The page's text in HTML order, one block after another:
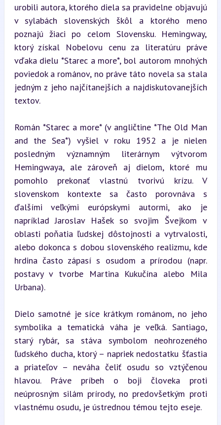
urobili autora, ktorého diela sa pravidelne objavujú
v sylabách slovenských škôl a ktorého meno
poznajú žiaci po celom Slovensku. Hemingway,
ktorý získal Nobelovu cenu za literatúru práve
vďaka dielu *Starec a more*, bol autorom mnohých
poviedok a románov, no práve táto novela sa stala
jedným z jeho najčítanejších a najdiskutovanejších
textov.
Román *Starec a more* (v angličtine *The Old Man
and the Sea*) vyšiel v roku 1952 a je nielen
posledným významným literárnym výtvorom
Hemingwaya, ale zároveň aj dielom, ktoré mu
pomohlo prekonať vlastnú tvorivú krízu. V
slovenskom kontexte sa často porovnáva s
ďalšími veľkými európskymi autormi, ako je
napríklad Jaroslav Hašek so svojim Švejkom v
oblasti poňatia ľudskej dôstojnosti a vytrvalosti,
alebo dokonca s dobou slovenského realizmu, kde
hrdina často zápasí s osudom a prírodou (napr.
postavy v tvorbe Martina Kukučína alebo Mila
Urbana).
Dielo samotné je síce krátkym románom, no jeho
symbolika a tematická váha je veľká. Santiago,
starý rybár, sa stáva symbolom neohrozeného
ľudského ducha, ktorý – napriek nedostatku šťastia
a priateľov – neváha čeliť osudu so vztýčenou
hlavou. Práve príbeh o boji človeka proti
neúprosným silám prírody, no predovšetkým proti
vlastnému osudu, je ústrednou témou tejto eseje.